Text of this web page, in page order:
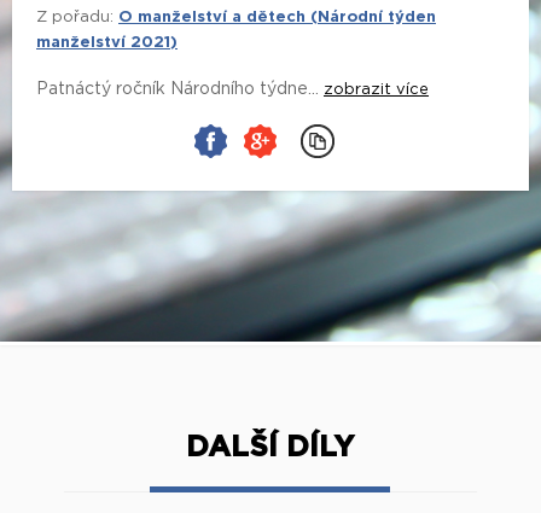
Z pořadu: O manželství a dětech (Národní týden
manželství 2021)
Patnáctý ročník Národního týdne... zobrazit více
DALŠÍ DÍLY